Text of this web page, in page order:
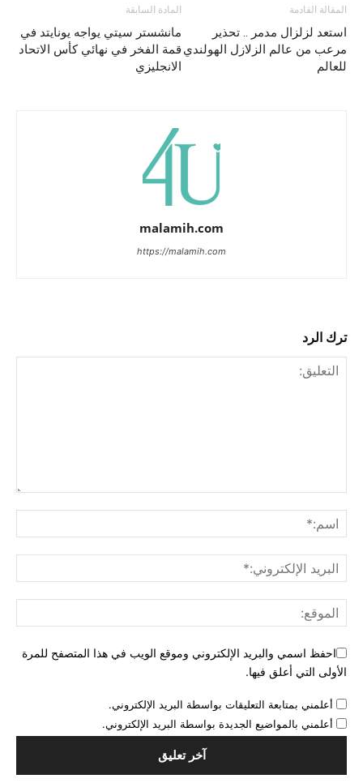
المادة السابقة
مانشستر سيتي يواجه يونايتد في
قمة الفخر في نهائي كأس الاتحاد
الانجليزي
المقالة القادمة
استعد لزلزال مدمر .. تحذير
مرعب من عالم الزلازل الهولندي
للعالم
malamih.com
https://malamih.com
ترك الرد
احفظ اسمي والبريد الإلكتروني وموقع الويب في هذا المتصفح للمرة
الأولى التي أعلق فيها.
أعلمني بمتابعة التعليقات بواسطة البريد الإلكتروني.
أعلمني بالمواضيع الجديدة بواسطة البريد الإلكتروني.